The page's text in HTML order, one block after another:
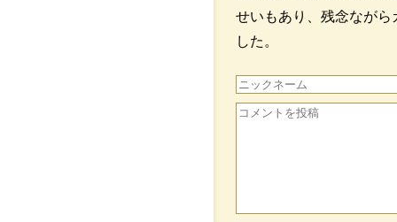
せいもあり、残念なが
した。